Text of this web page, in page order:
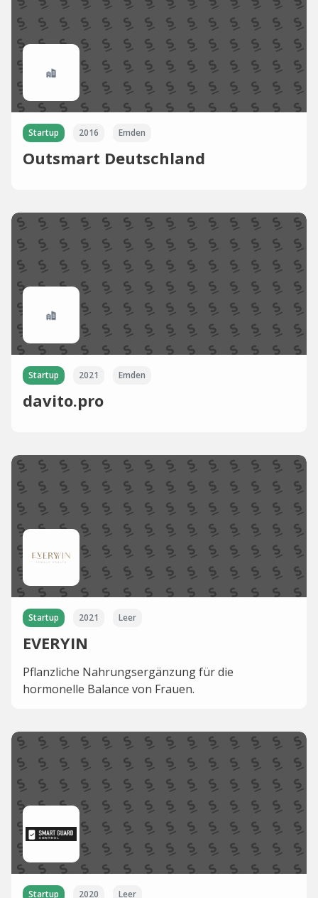
Startup 2016 Emden
Outsmart Deutschland
Startup 2021 Emden
davito.pro
Startup 2021 Leer
EVERYIN
Pflanzliche Nahrungsergänzung für die
hormonelle Balance von Frauen.
Startup 2020 Leer